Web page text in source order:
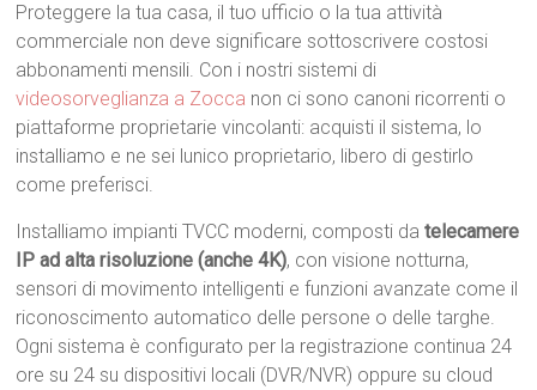
Proteggere la tua casa, il tuo ufficio o la tua attività
commerciale non deve significare sottoscrivere costosi
abbonamenti mensili. Con i nostri sistemi di
videosorveglianza a Zocca non ci sono canoni ricorrenti o
piattaforme proprietarie vincolanti: acquisti il sistema, lo
installiamo e ne sei lunico proprietario, libero di gestirlo
come preferisci.
Installiamo impianti TVCC moderni, composti datelecamere
IP ad alta risoluzione (anche 4K), con visione notturna,
sensori di movimento intelligenti e funzioni avanzate come il
riconoscimento automatico delle persone o delle targhe.
Ogni sistema è configurato per la registrazione continua 24
ore su 24 su dispositivi locali (DVR/NVR) oppure su cloud